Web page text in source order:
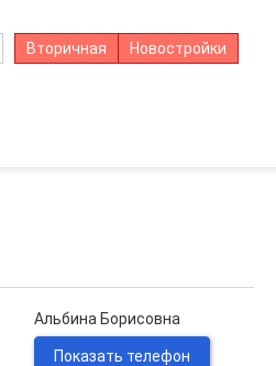
Вторичная Новостройки
Альбина Борисовна
Показать телефон